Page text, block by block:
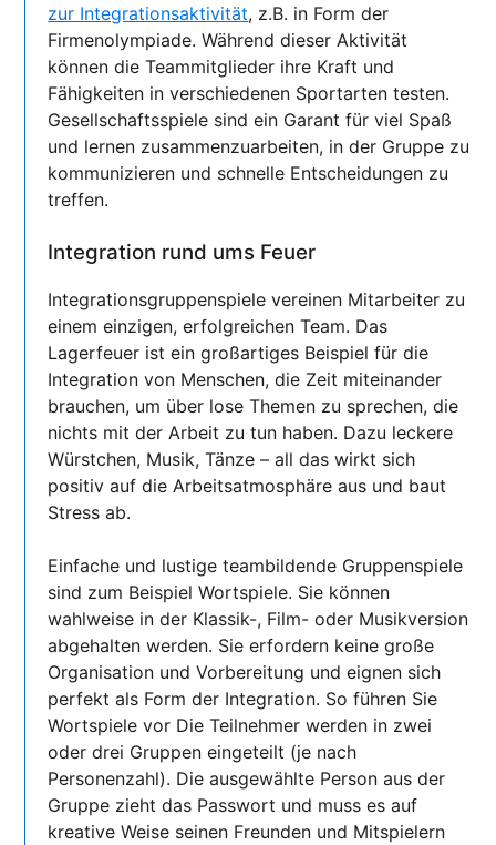
zur Integrationsaktivität, z.B. in Form der
Firmenolympiade. Während dieser Aktivität
können die Teammitglieder ihre Kraft und
Fähigkeiten in verschiedenen Sportarten testen.
Gesellschaftsspiele sind ein Garant für viel Spaß
und lernen zusammenzuarbeiten, in der Gruppe zu
kommunizieren und schnelle Entscheidungen zu
treffen.
Integration rund ums Feuer
Integrationsgruppenspiele vereinen Mitarbeiter zu
einem einzigen, erfolgreichen Team. Das
Lagerfeuer ist ein großartiges Beispiel für die
Integration von Menschen, die Zeit miteinander
brauchen, um über lose Themen zu sprechen, die
nichts mit der Arbeit zu tun haben. Dazu leckere
Würstchen, Musik, Tänze – all das wirkt sich
positiv auf die Arbeitsatmosphäre aus und baut
Stress ab.
Einfache und lustige teambildende Gruppenspiele
sind zum Beispiel Wortspiele. Sie können
wahlweise in der Klassik-, Film- oder Musikversion
abgehalten werden. Sie erfordern keine große
Organisation und Vorbereitung und eignen sich
perfekt als Form der Integration. So führen Sie
Wortspiele vor Die Teilnehmer werden in zwei
oder drei Gruppen eingeteilt (je nach
Personenzahl). Die ausgewählte Person aus der
Gruppe zieht das Passwort und muss es auf
kreative Weise seinen Freunden und Mitspielern